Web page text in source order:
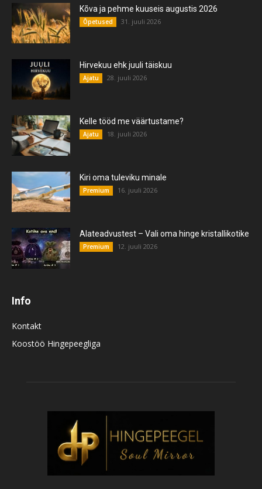
Kõva ja pehme kuuseis augustis 2026
Õpetused 31. juuli 2026
Hirvekuu ehk juuli täiskuu
Ajatu 28. juuli 2026
Kelle tööd me väärtustame?
Ajatu 18. juuli 2026
Kiri oma tuleviku minale
Premium 16. juuli 2026
Alateadvustest – Vali oma hinge kristallikotike
Premium 12. juuli 2026
Info
Kontakt
Koostöö Hingepeegliga